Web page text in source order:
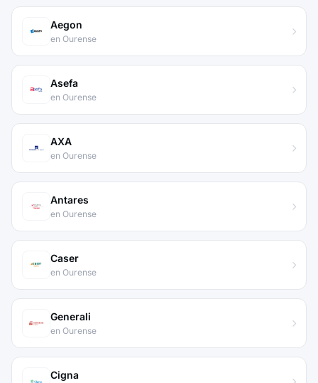
Aegon
en Ourense
Asefa
en Ourense
AXA
en Ourense
Antares
en Ourense
Caser
en Ourense
Generali
en Ourense
Cigna